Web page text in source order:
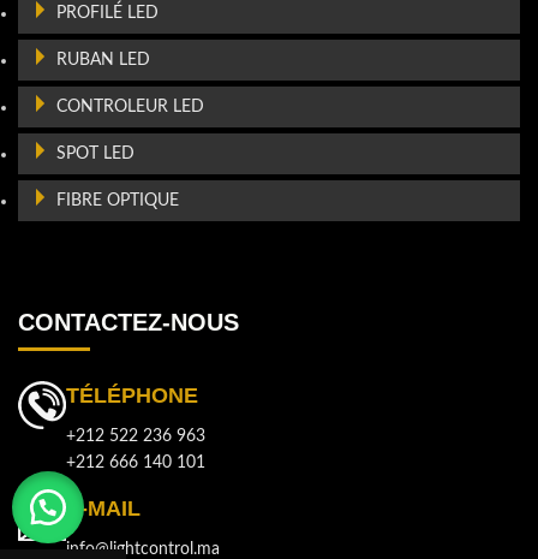
PROFILÉ LED
RUBAN LED
CONTROLEUR LED
SPOT LED
FIBRE OPTIQUE
CONTACTEZ-NOUS
TÉLÉPHONE
+212 522 236 963
+212 666 140 101
E-MAIL
info@lightcontrol.ma